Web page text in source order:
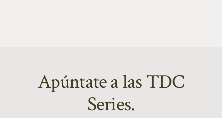
Apúntate a las TDC
Series.